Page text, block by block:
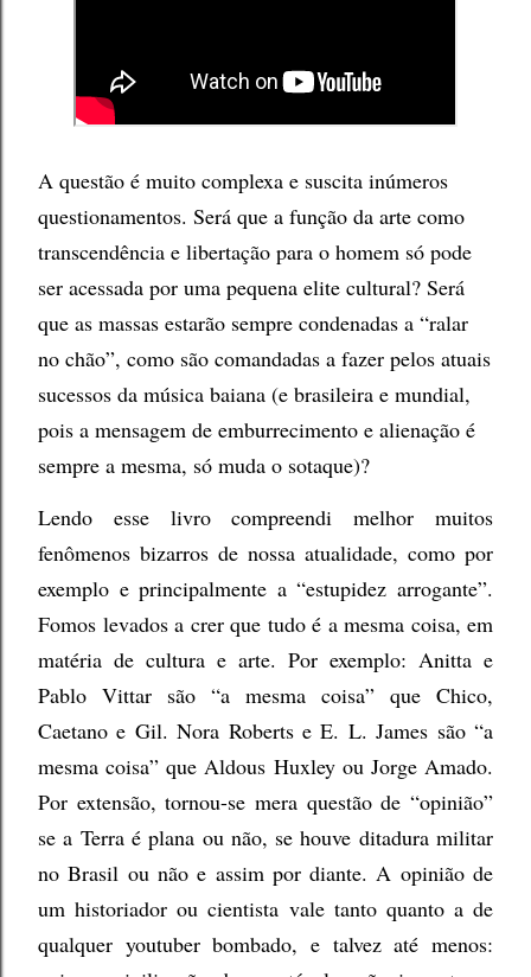
A questão é muito complexa e suscita inúmeros
questionamentos. Será que a função da arte como
transcendência e libertação para o homem só pode
ser acessada por uma pequena elite cultural? Será
que as massas estarão sempre condenadas a “ralar
no chão”, como são comandadas a fazer pelos atuais
sucessos da música baiana (e brasileira e mundial,
pois a mensagem de emburrecimento e alienação é
sempre a mesma, só muda o sotaque)?
Lendo esse livro compreendi melhor muitos
fenômenos bizarros de nossa atualidade, como por
exemplo e principalmente a “estupidez arrogante”.
Fomos levados a crer que tudo é a mesma coisa, em
matéria de cultura e arte. Por exemplo: Anitta e
Pablo Vittar são “a mesma coisa” que Chico,
Caetano e Gil. Nora Roberts e E. L. James são “a
mesma coisa” que Aldous Huxley ou Jorge Amado.
Por extensão, tornou-se mera questão de “opinião”
se a Terra é plana ou não, se houve ditadura militar
no Brasil ou não e assim por diante. A opinião de
um historiador ou cientista vale tanto quanto a de
qualquer youtuber bombado, e talvez até menos: